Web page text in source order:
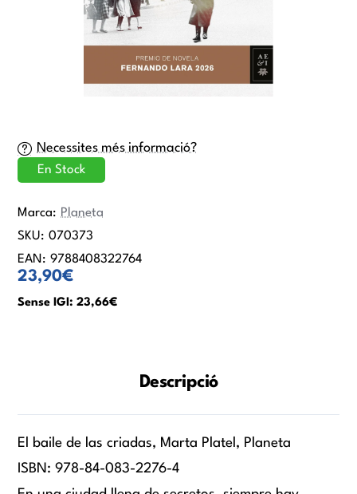
Necessites més informació?
23,90€
Sense IGI: 23,66€
En Stock
Marca: Planeta
SKU: 070373
EAN: 9788408322764
Descripció
El baile de las criadas, Marta Platel, Planeta
ISBN: 978-84-083-2276-4